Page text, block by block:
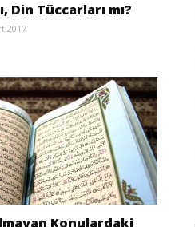
Din Tüccarları mı?
2017
Konulardaki